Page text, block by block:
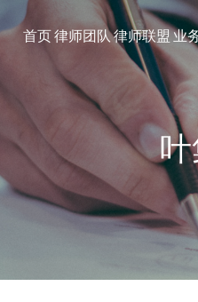
首页律师团队律师联盟业